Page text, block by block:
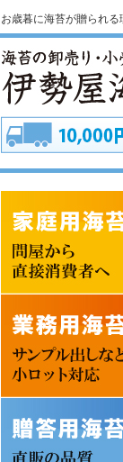
お歳暮に海苔が贈られる